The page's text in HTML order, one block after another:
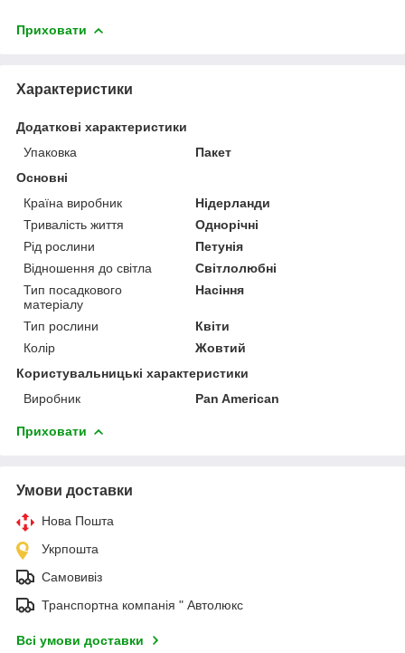
Приховати
Характеристики
Додаткові характеристики
Упаковка
Пакет
Основні
Країна виробник
Нідерланди
Тривалість життя
Однорічні
Рід рослини
Петунія
Відношення до світла
Світлолюбні
Тип посадкового
матеріалу
Насіння
Тип рослини
Квіти
Колір
Жовтий
Користувальницькі характеристики
Виробник
Pan American
Приховати
Умови доставки
Нова Пошта
Укрпошта
Самовивіз
Транспортна компанія " Автолюкс
Всі умови доставки